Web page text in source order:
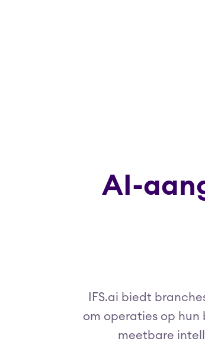
AI-
IFS.ai biedt
om operaties op hun
meetbare